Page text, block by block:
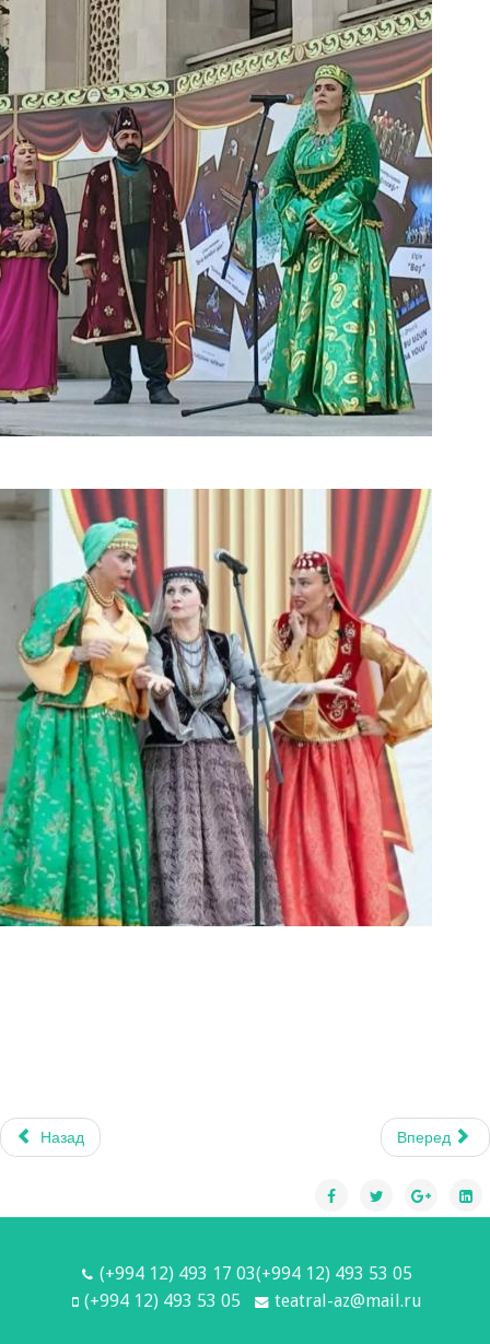
Назад Вперед
(+994 12) 493 17 03(+994 12) 493 53 05
(+994 12) 493 53 05
teatral-az@mail.ru